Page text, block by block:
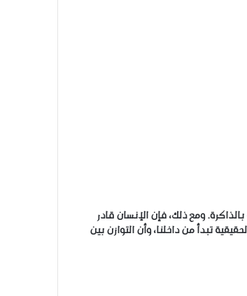
ومع ذلك، فإن الإنسان قادر
تبدأ من داخلنا، وأن التوازن بين